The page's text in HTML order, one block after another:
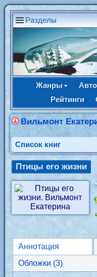
Разделы
Жанры
Рейтинги
Вильмонт
Cписок книг
Птицы его жизни
Аннотация
Обложки (3)